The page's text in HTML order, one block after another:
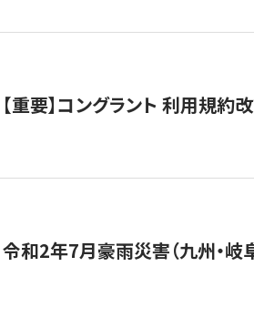
【重要】コングラント 利用規約
令和2年7月豪雨災害（九州・岐